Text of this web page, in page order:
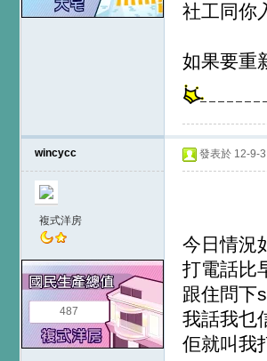
社工同你
如果要重
wincycc
複式洋房
487
發表於 12-9-
今日情況
打電話比
跟住問下
我話我乜
佢就叫我